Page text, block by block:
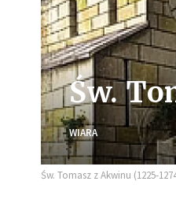
Św.
WIARA
Św. Tomasz z Akwinu (1225-